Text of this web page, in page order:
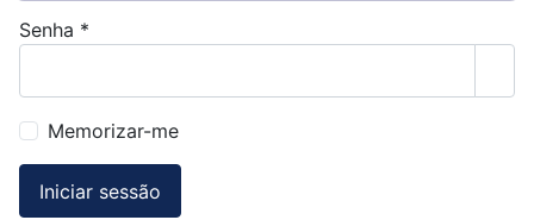
Senha *
Memorizar-me
Iniciar sessão